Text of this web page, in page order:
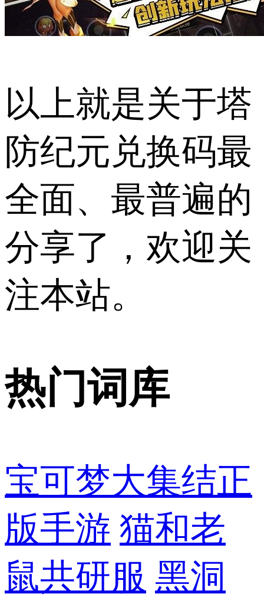
以上就是关于塔
防纪元兑换码最
全面、最普遍的
分享了，欢迎关
注本站。
热门词库
宝可梦大集结正
版手游 猫和老
鼠共研服 黑洞